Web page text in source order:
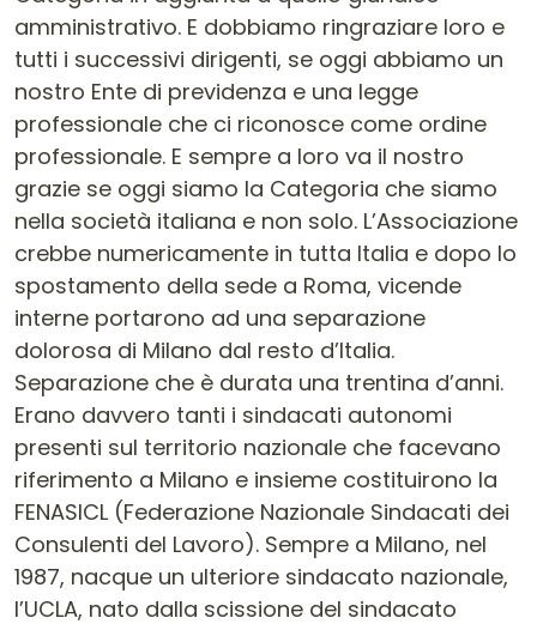
amministrativo. E dobbiamo ringraziare loro e
tutti i successivi dirigenti, se oggi abbiamo un
nostro Ente di previdenza e una legge
professionale che ci riconosce come ordine
professionale. E sempre a loro va il nostro
grazie se oggi siamo la Categoria che siamo
nella società italiana e non solo. L’Associazione
crebbe numericamente in tutta Italia e dopo lo
spostamento della sede a Roma, vicende
interne portarono ad una separazione
dolorosa di Milano dal resto d’Italia.
Separazione che è durata una trentina d’anni.
Erano davvero tanti i sindacati autonomi
presenti sul territorio nazionale che facevano
riferimento a Milano e insieme costituirono la
FENASICL (Federazione Nazionale Sindacati dei
Consulenti del Lavoro). Sempre a Milano, nel
1987, nacque un ulteriore sindacato nazionale,
l’UCLA, nato dalla scissione del sindacato